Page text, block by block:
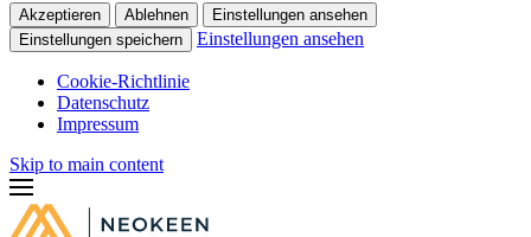
Akzeptieren Ablehnen
Einstellungen ansehen
Einstellungen speichern
Einstellungen ansehen
Cookie-Richtlinie
Datenschutz
Impressum
Skip to main content